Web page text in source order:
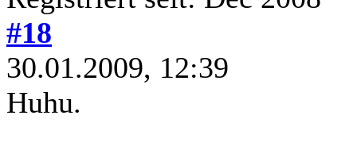
#18
30.01.2009, 12:39
Huhu.